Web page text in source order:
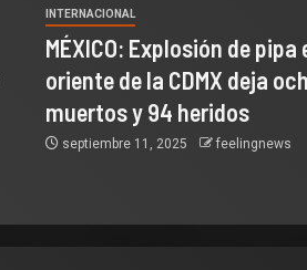
INTERNACIONAL
MÉXICO: Explosión de pipa
oriente de la CDMX deja
muertos y 94 heridos
septiembre 11, 2025 feelingnews